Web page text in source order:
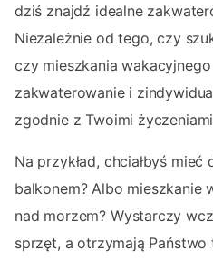
dziś znajdź idealne
Niezależnie od tego, czy
czy mieszkania
zakwaterowanie i
zgodnie z Twoimi
Na przykład, chciałbyś
balkonem? Albo mieszkanie
nad morzem? Wystarczy
sprzęt, a otrzymają